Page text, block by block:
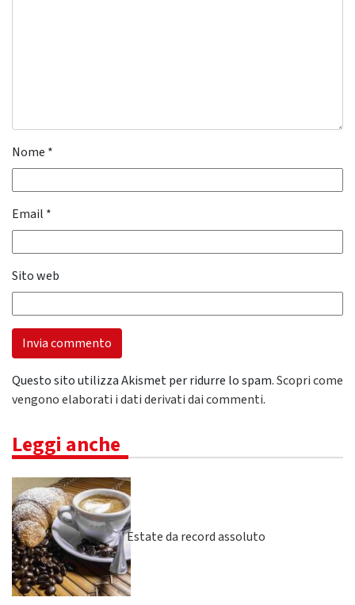
Nome *
Email *
Sito web
Questo sito utilizza Akismet per ridurre lo spam.Scopri come
vengono elaborati i dati derivati dai commenti.
Leggi anche
Estate da record assoluto